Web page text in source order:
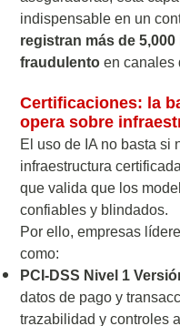
indispensable en un
registran más de
fraudulento en canales
Certificaciones: la
opera sobre
El uso de IA no basta si
infraestructura
que valida que los
confiables y blindados.
Por ello, empresas
como:
PCI-DSS Nivel 1
datos de pago y
trazabilidad y controles